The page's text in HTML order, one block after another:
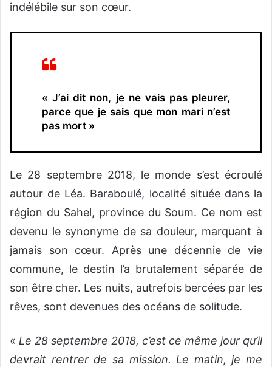
indélébile sur son cœur.
« J’ai dit non, je ne vais pas pleurer,
parce que je sais que mon mari n’est
pas mort »
Le 28 septembre 2018, le monde s’est écroulé
autour de Léa. Baraboulé, localité située dans la
région du Sahel, province du Soum. Ce nom est
devenu le synonyme de sa douleur, marquant à
jamais son cœur. Après une décennie de vie
commune, le destin l’a brutalement séparée de
son être cher. Les nuits, autrefois bercées par les
rêves, sont devenues des océans de solitude.
« Le 28 septembre 2018, c’est ce même jour qu’il
devrait rentrer de sa mission. Le matin, je me